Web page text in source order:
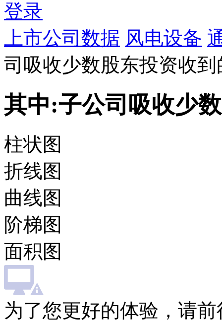
登录
上市公司数据 风电设备
司吸收少数股东投资收到
其中:子公司吸收少
柱状图
折线图
曲线图
阶梯图
面积图
为了您更好的体验，请